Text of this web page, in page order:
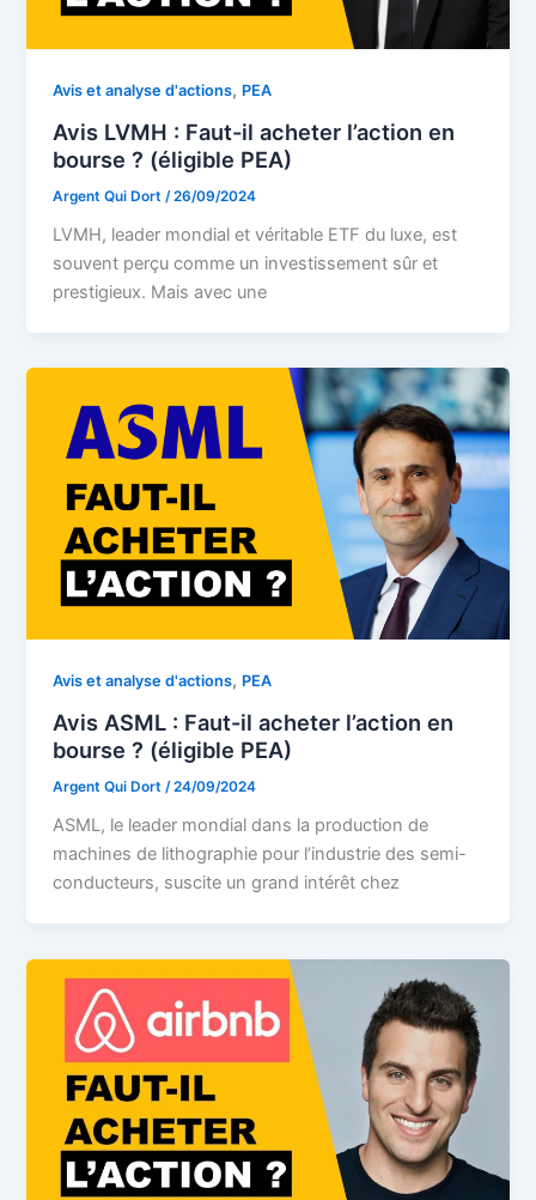
Avis et analyse d'actions, PEA
Avis LVMH : Faut-il acheter l’action en
bourse ? (éligible PEA)
Argent Qui Dort /26/09/2024
LVMH, leader mondial et véritable ETF du luxe, est
souvent perçu comme un investissement sûr et
prestigieux. Mais avec une
Avis et analyse d'actions, PEA
Avis ASML : Faut-il acheter l’action en
bourse ? (éligible PEA)
Argent Qui Dort /24/09/2024
ASML, le leader mondial dans la production de
machines de lithographie pour l’industrie des semi-
conducteurs, suscite un grand intérêt chez